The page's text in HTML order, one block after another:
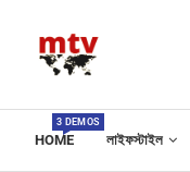
HOME
3 DEMOS
লাইফস্টাইল